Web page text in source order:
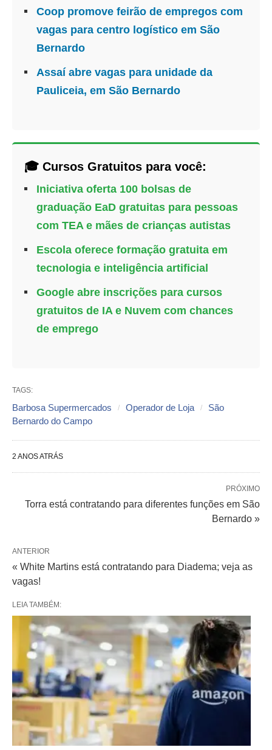
Coop promove feirão de empregos com
vagas para centro logístico em São
Bernardo
Assaí abre vagas para unidade da
Pauliceia, em São Bernardo
🎓 Cursos Gratuitos para você:
Iniciativa oferta 100 bolsas de
graduação EaD gratuitas para pessoas
com TEA e mães de crianças autistas
Escola oferece formação gratuita em
tecnologia e inteligência artificial
Google abre inscrições para cursos
gratuitos de IA e Nuvem com chances
de emprego
TAGS:
Barbosa Supermercados Operador de Loja
São
Bernardo do Campo
2 ANOS ATRÁS
PRÓXIMO
Torra está contratando para diferentes funções em São
Bernardo »
ANTERIOR
« White Martins está contratando para Diadema; veja as
vagas!
LEIA TAMBÉM: